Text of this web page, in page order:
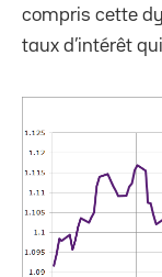
compris cette
taux d’intérêt